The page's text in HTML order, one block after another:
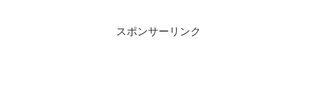
スポンサーリンク